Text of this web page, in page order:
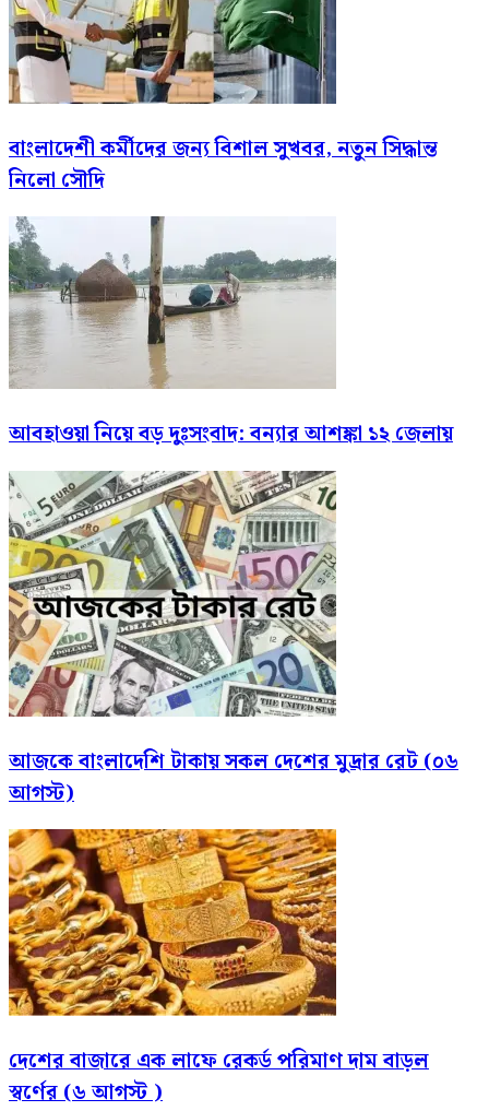
বাংলাদেশী কর্মীদের জন্য বিশাল সুখবর, নতুন সিদ্ধান্ত
নিলো সৌদি
আবহাওয়া নিয়ে বড় দুঃসংবাদ: বন্যার আশঙ্কা ১২ জেলায়
আজকে বাংলাদেশি টাকায় সকল দেশের মুদ্রার রেট (০৬
আগস্ট)
দেশের বাজারে এক লাফে রেকর্ড পরিমাণ দাম বাড়ল
স্বর্ণের (৬ আগস্ট )